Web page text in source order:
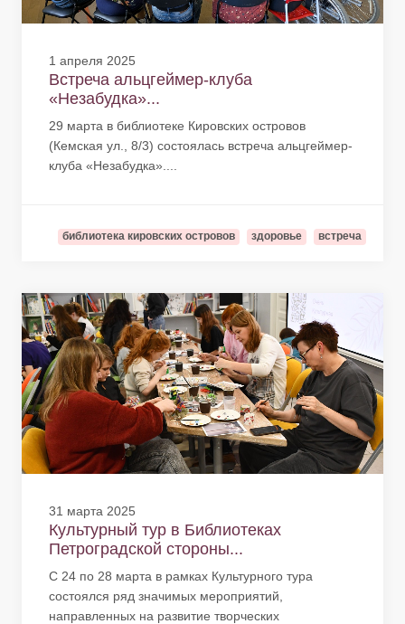
1 апреля 2025
Встреча альцгеймер-клуба
«Незабудка»...
29 марта в библиотеке Кировских островов
(Кемская ул., 8/3) состоялась встреча альцгеймер-
клуба «Незабудка»....
библиотека кировских островов здоровье встреча
31 марта 2025
Культурный тур в Библиотеках
Петроградской стороны...
С 24 по 28 марта в рамках Культурного тура
состоялся ряд значимых мероприятий,
направленных на развитие творческих